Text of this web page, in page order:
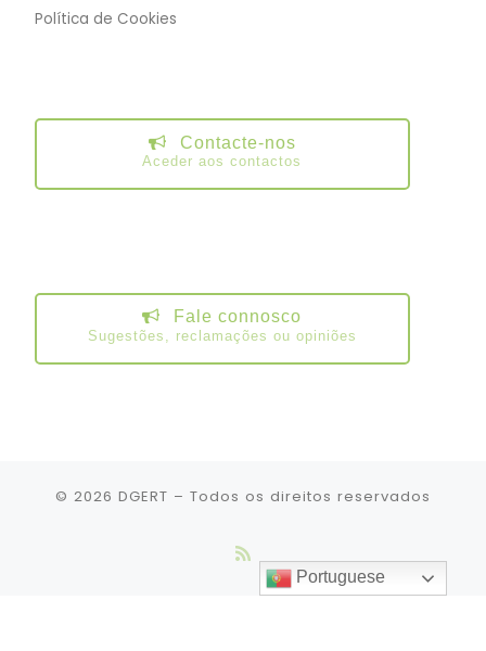
Política de Cookies
Contacte-nos
Aceder aos contactos
Fale connosco
Sugestões, reclamações ou opiniões
© 2026 DGERT – Todos os direitos reservados
Portuguese